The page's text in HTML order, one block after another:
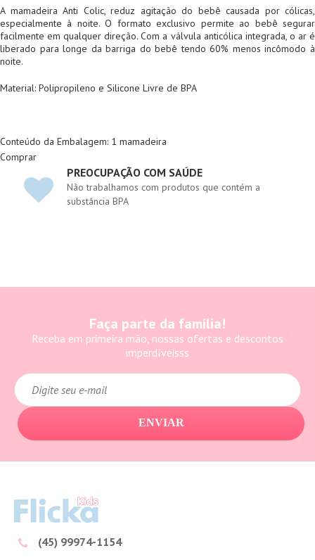
A mamadeira Anti Colic, reduz agitação do bebê causada por cólicas,
especialmente à noite. O formato exclusivo permite ao bebê segurar
facilmente em qualquer direção. Com a válvula anticólica integrada, o ar é
liberado para longe da barriga do bebê tendo 60% menos incômodo à
noite.
Material: Polipropileno e Silicone Livre de BPA
Conteúdo da Embalagem: 1 mamadeira
Comprar
PREOCUPAÇÃO COM SAÚDE
Não trabalhamos com produtos que contém a
substância BPA
Faça parte da família!
Receba em primeira mão, nossas ofertas e descontos
imperdíveisss
ENVIAR
(45) 99974-1154